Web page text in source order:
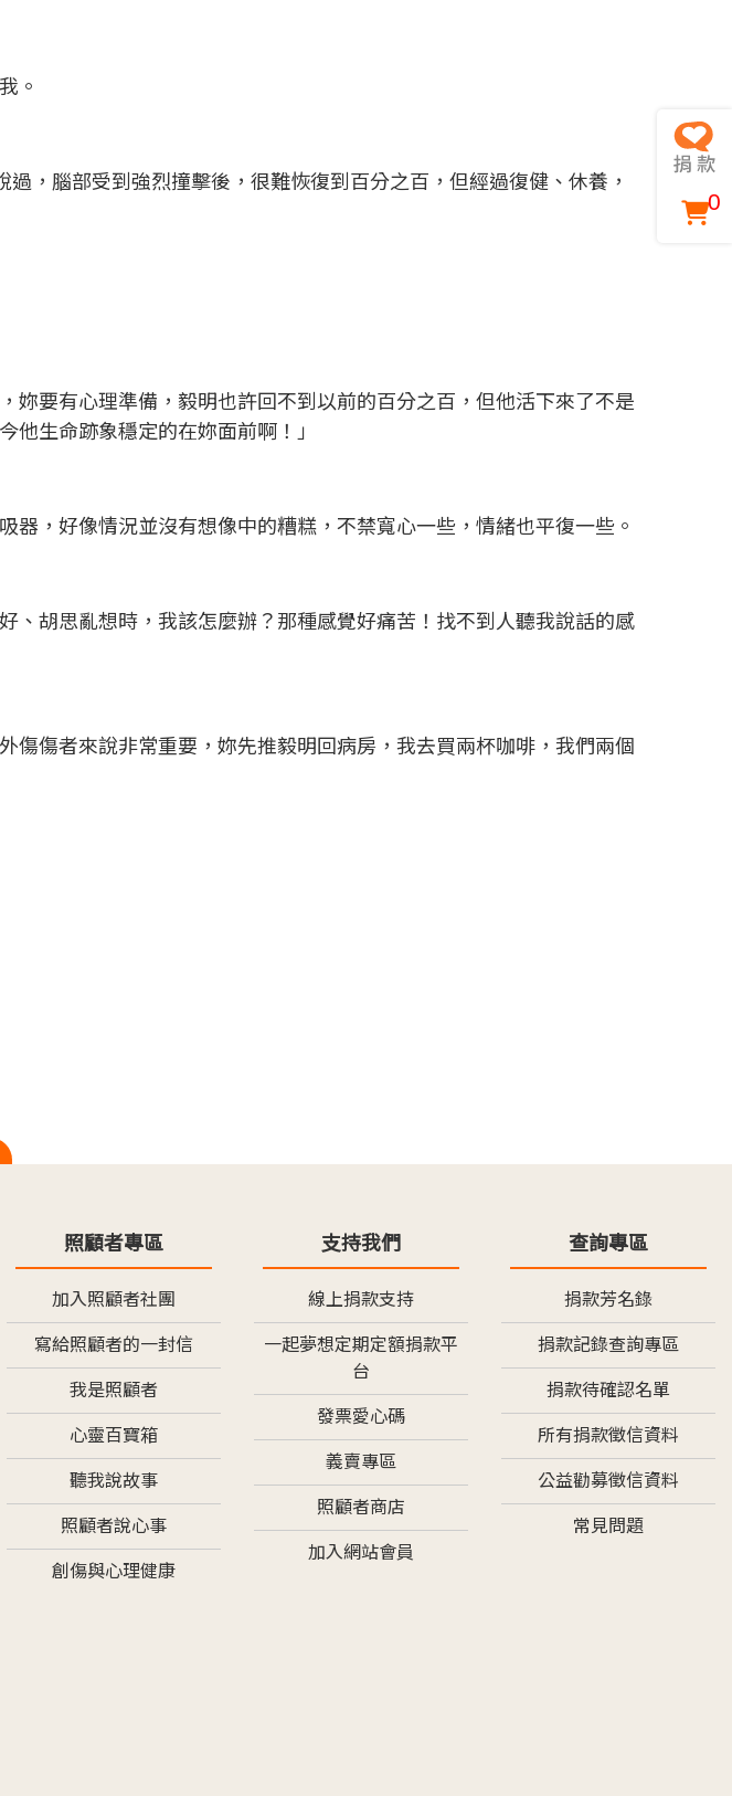
。
過，腦部受到強烈撞擊後，很難恢復到百分之百，但經過復健、休養，
妳要有心理準備，毅明也許回不到以前的百分之百，但他活下來了不是
他生命跡象穩定的在妳面前啊！」
器，好像情況並沒有想像中的糟糕，不禁寬心一些，情緒也平復一些。
、胡思亂想時，我該怎麼辦？那種感覺好痛苦！找不到人聽我說話的感
傷傷者來說非常重要，妳先推毅明回病房，我去買兩杯咖啡，我們兩個
照顧者專區
加入照顧者社團
寫給照顧者的一封信
我是照顧者
心靈百寶箱
聽我說故事
照顧者說心事
創傷與心理健康
支持我們
線上捐款支持
一起夢想定期定額捐款平
台
發票愛心碼
義賣專區
照顧者商店
加入網站會員
查詢專區
捐款芳名錄
捐款記錄查詢專區
捐款待確認名單
所有捐款徵信資料
公益勸募徵信資料
常見問題
0